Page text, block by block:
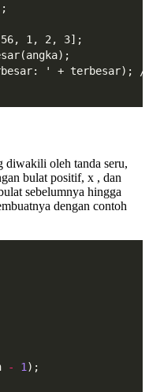
1, 2, 3];
' + terbesar);
diwakili oleh tanda seru,
bulat positif, x , dan
sebelumnya hingga
dengan contoh
- 1 );